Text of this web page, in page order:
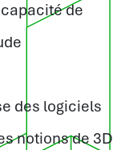
de
des logiciels
notions de 3D